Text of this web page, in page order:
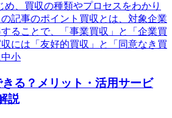
、買収の種類やプロセスをわかり
記事のポイント買収とは、対象企業
ることで、「事業買収」と「企業買
には「友好的買収」と「同意なき買
小
る？メリット・活用サービ
説